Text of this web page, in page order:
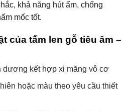
khả năng hút ẩm, chống
mốc tốt.
của tấm len gỗ tiêu âm –
dương kết hợp xi măng vô cơ
hoặc màu theo yêu cầu thiết